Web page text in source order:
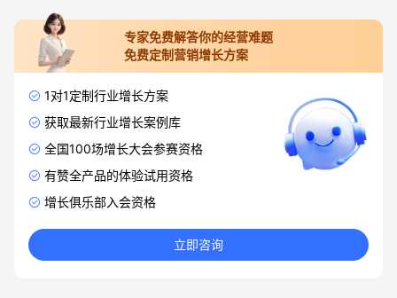
专家免费解答你的经营难题
免费定制营销增长方案
1对1定制行业增长方案
获取最新行业增长案例库
全国100场增长大会参赛资格
有赞全产品的体验试用资格
增长俱乐部入会资格
立即咨询